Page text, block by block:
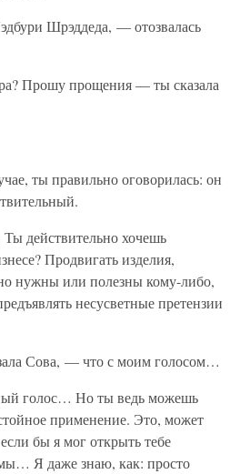
Шрэддеда, — отозвалась
Прошу прощения — ты сказала
ты правильно оговорилась: он
действительно хочешь
Продвигать изделия,
нужны или полезны кому-либо,
несусветные претензии
Сова, — что с моим голосом…
голос… Но ты ведь можешь
применение. Это, может
бы я мог открыть тебе
Я даже знаю, как: просто